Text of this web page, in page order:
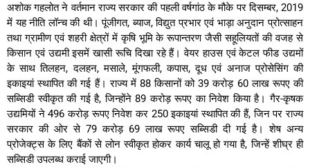
अशोक गहलोत ने वर्तमान राज्य सरकार की पहली वर्षगांठ के मौके पर दिसम्बर, 2019
में यह नीति लॉन्च की थी। पूंजीगत, ब्याज, विद्युत प्रभार एवं भाड़ा अनुदान प्रोत्साहन
तथा ग्रामीण एवं शहरी क्षेत्रों में कृषि भूमि के रूपान्तरण जैसी सहूलियतों की वजह से
किसान एवं उद्यमी इसमें खासी रूचि दिखा रहे हैं। वेयर हाउस एवं केटल फीड उद्यमों
के साथ तिलहन, दलहन, मसाले, मूंगफली, कपास, दूध एवं अनाज प्रोसेसिंग की
इकाइयां स्थापित की गई हैं। राज्य में 88 किसानों को 39 करोड़ 60 लाख रूपए की
सब्सिडी स्वीकृत की गई है, जिन्होंने 89 करोड़ रूपए का निवेश किया है। गैर-कृषक
उद्यमियों ने 496 करोड़ रूपए निवेश कर 250 इकाइयां स्थापित की हैं, जिन पर राज्य
सरकार की ओर से 79 करोड़ 69 लाख रूपए सब्सिडी दी गई है। शेष अन्य
प्रोजेक्ट्स के लिए बैंकों से लोन स्वीकृत होकर कार्य चालू हो गया है, जिन्हें शीघ्र ही
सब्सिडी उपलब्ध कराई जाएगी।